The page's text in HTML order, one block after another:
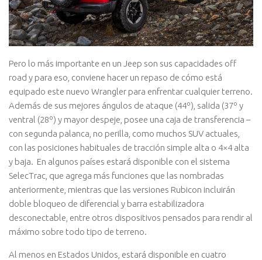
Pero lo más importante en un Jeep son sus capacidades off
road y para eso, conviene hacer un repaso de cómo está
equipado este nuevo Wrangler para enfrentar cualquier terreno.
Además de sus mejores ángulos de ataque (44º), salida (37º y
ventral (28º) y mayor despeje, posee una caja de transferencia –
con segunda palanca, no perilla, como muchos SUV actuales,
con las posiciones habituales de tracción simple alta o 4×4 alta
y baja. En algunos países estará disponible con el sistema
SelecTrac, que agrega más funciones que las nombradas
anteriormente, mientras que las versiones Rubicon incluirán
doble bloqueo de diferencial y barra estabilizadora
desconectable, entre otros dispositivos pensados para rendir al
máximo sobre todo tipo de terreno.
Al menos en Estados Unidos, estará disponible en cuatro